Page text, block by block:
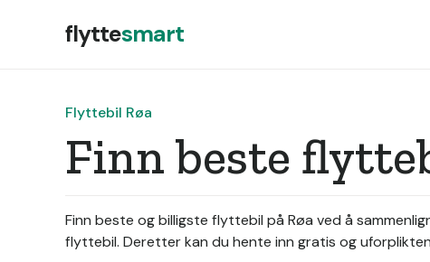
flyttesmart
Flyttebil Røa
Finn beste
Finn beste og billigste flyttebil på Røa ved å
flyttebil. Deretter kan du hente inn gratis og